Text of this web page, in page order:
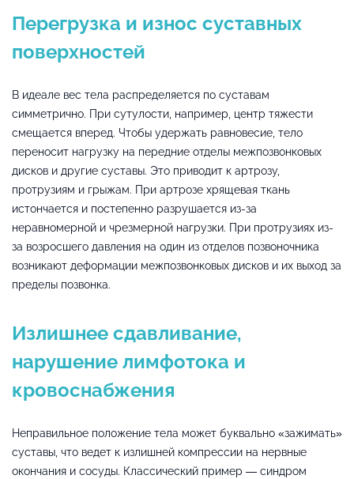
Перегрузка и износ суставных
поверхностей
В идеале вес тела распределяется по суставам
симметрично. При сутулости, например, центр тяжести
смещается вперед. Чтобы удержать равновесие, тело
переносит нагрузку на передние отделы межпозвонковых
дисков и другие суставы. Это приводит к артрозу,
протрузиям и грыжам. При артрозе хрящевая ткань
истончается и постепенно разрушается из-за
неравномерной и чрезмерной нагрузки. При протрузиях из-
за возросшего давления на один из отделов позвоночника
возникают деформации межпозвонковых дисков и их выход за
пределы позвонка.
Излишнее сдавливание,
нарушение лимфотока и
кровоснабжения
Неправильное положение тела может буквально «зажимать»
суставы, что ведет к излишней компрессии на нервные
окончания и сосуды. Классический пример — синдром